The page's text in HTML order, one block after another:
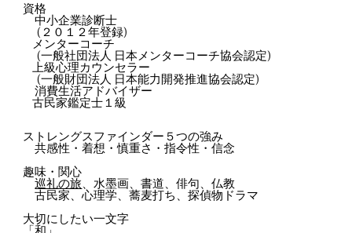
資格
中小企業診断士
( ２０１２年登録)
メンターコーチ
(一般社団法人 日本メンターコーチ協会認定)
上級心理カウンセラー
(一般財団法人 日本能力開発推進協会認定)
消費生活アドバイザー
古民家鑑定士１級
ストレングスファインダー５つの強み
共感性・着想・慎重さ・指令性・信念
趣味・関心
巡礼の旅、水墨画、書道、俳句、仏教
古民家、心理学、蕎麦打ち、探偵物ドラマ
大切にしたい一文字